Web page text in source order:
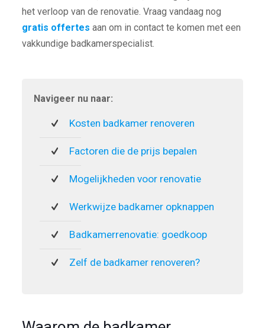
het verloop van de renovatie. Vraag vandaag nog
gratis offertes aan om in contact te komen met een
vakkundige badkamerspecialist.
Navigeer nu naar:
Kosten badkamer renoveren
Factoren die de prijs bepalen
Mogelijkheden voor renovatie
Werkwijze badkamer opknappen
Badkamerrenovatie: goedkoop
Zelf de badkamer renoveren?